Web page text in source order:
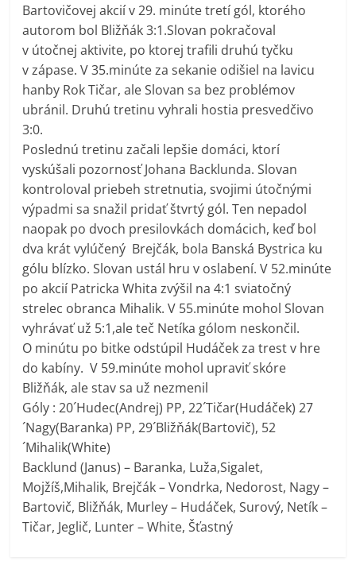
Bartovičovej akcií v 29. minúte tretí gól, ktorého
autorom bol Bližňák 3:1.Slovan pokračoval
v útočnej aktivite, po ktorej trafili druhú tyčku
v zápase. V 35.minúte za sekanie odišiel na lavicu
hanby Rok Tičar, ale Slovan sa bez problémov
ubránil. Druhú tretinu vyhrali hostia presvedčivo
3:0.
Poslednú tretinu začali lepšie domáci, ktorí
vyskúšali pozornosť Johana Backlunda. Slovan
kontroloval priebeh stretnutia, svojimi útočnými
výpadmi sa snažil pridať štvrtý gól. Ten nepadol
naopak po dvoch presilovkách domácich, keď bol
dva krát vylúčený Brejčák, bola Banská Bystrica ku
gólu blízko. Slovan ustál hru v oslabení. V 52.minúte
po akcií Patricka Whita zvýšil na 4:1 sviatočný
strelec obranca Mihalik. V 55.minúte mohol Slovan
vyhrávať už 5:1,ale teč Netíka gólom neskončil.
O minútu po bitke odstúpil Hudáček za trest v hre
do kabíny. V 59.minúte mohol upraviť skóre
Bližňák, ale stav sa už nezmenil
Góly : 20´Hudec(Andrej) PP, 22´Tičar(Hudáček) 27
´Nagy(Baranka) PP, 29´Bližňák(Bartovič), 52
´Mihalik(White)
Backlund (Janus) – Baranka, Luža,Sigalet,
Mojžíš,Mihalik, Brejčák – Vondrka, Nedorost, Nagy –
Bartovič, Bližňák, Murley – Hudáček, Surový, Netík –
Tičar, Jeglič, Lunter – White, Šťastný